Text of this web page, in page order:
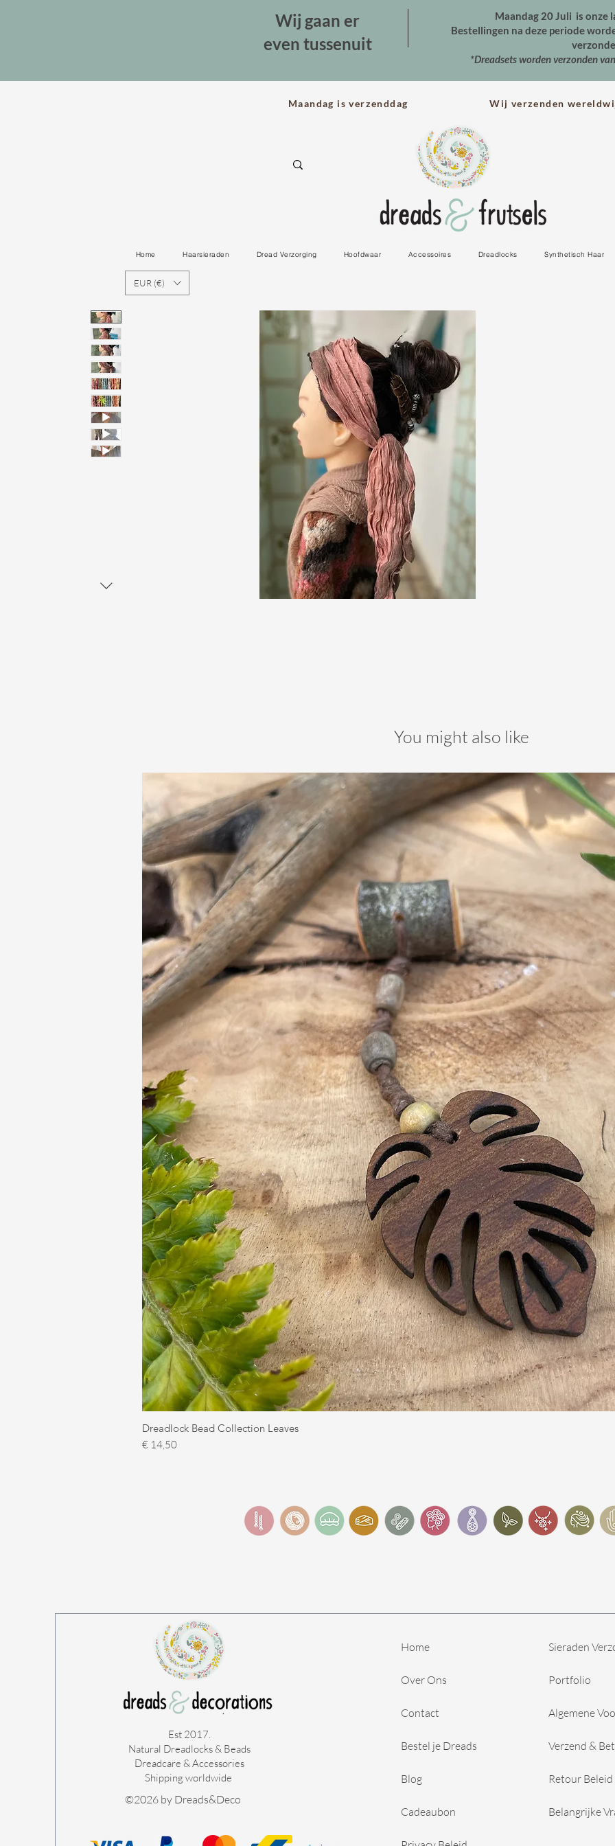
Wij gaan er
even tussenuit
Maandag 20 Juli is onze
Bestellingen na deze periode
*Dreadsets worden verzonden
Maandag is verzenddag Wij verzenden
Home Haarsieraden Dread Verzorging Hoofdwaar Accessoires Dreadlocks Synthetisch Haar
EUR (€)
You might also like
Dreadlock Bead Collection Leaves
Prijs
€ 14,50
Est 2017.
Natural Dreadlocks & Beads
Dreadcare & Accessories
Shipping worldwide ​
©2026 by Dreads&Deco
Home
Over Ons
Contact
Bestel je Dreads
Blog
Cadeaubon
Sieraden
Portfolio
Algemene
Verzend &
Retour Beleid
Belangrijke